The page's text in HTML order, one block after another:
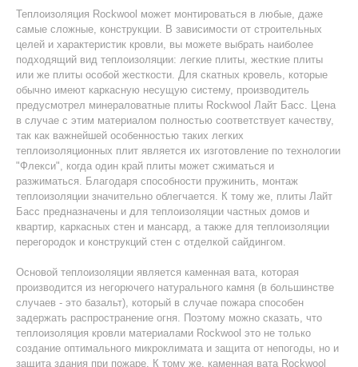
Теплоизоляция Rockwool может монтироваться в любые, даже
самые сложные, конструкции. В зависимости от строительных
целей и характеристик кровли, вы можете выбрать наиболее
подходящий вид теплоизоляции: легкие плиты, жесткие плиты
или же плиты особой жесткости. Для скатных кровель, которые
обычно имеют каркасную несущую систему, производитель
предусмотрел минераловатные плиты Rockwool Лайт Басс. Цена
в случае с этим материалом полностью соответствует качеству,
так как важнейшей особенностью таких легких
теплоизоляционных плит является их изготовление по технологии
"Флекси", когда один край плиты может сжиматься и
разжиматься. Благодаря способности пружинить, монтаж
теплоизоляции значительно облегчается. К тому же, плиты Лайт
Басс предназначены и для теплоизоляции частных домов и
квартир, каркасных стен и мансард, а также для теплоизоляции
перегородок и конструкций стен с отделкой сайдингом.
Основой теплоизоляции является каменная вата, которая
производится из негорючего натурального камня (в большинстве
случаев - это базальт), который в случае пожара способен
задержать распространение огня. Поэтому можно сказать, что
теплоизоляция кровли материалами Rockwool это не только
создание оптимального микроклимата и защита от непогоды, но и
защита здания при пожаре. К тому же, каменная вата Rockwool